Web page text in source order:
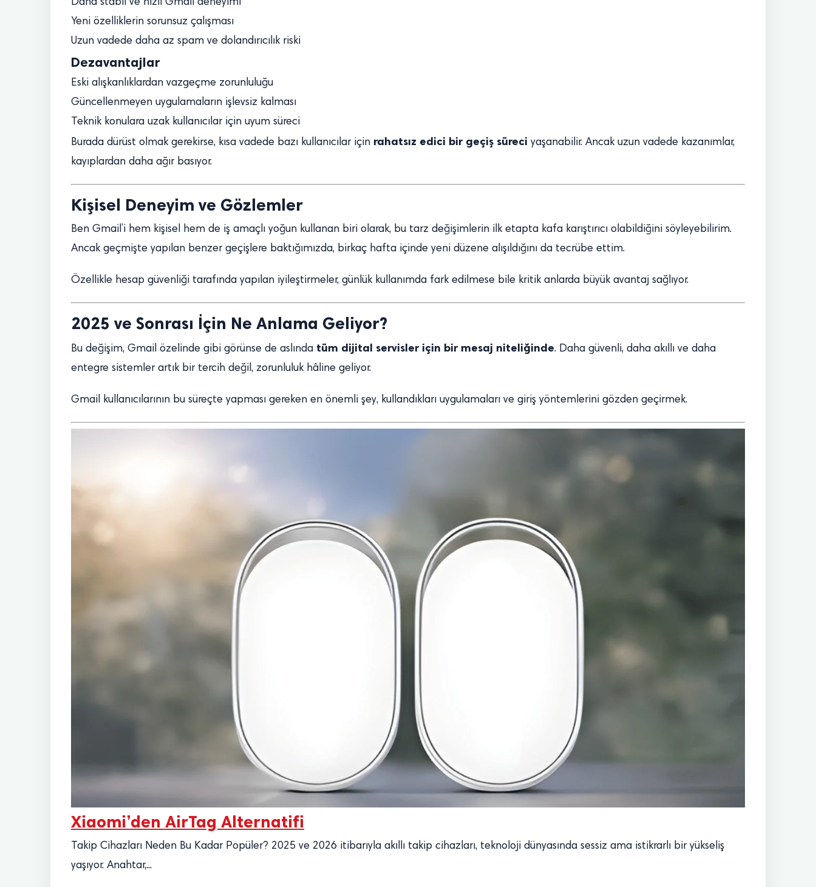
Daha stabil ve hızlı Gmail deneyimi
Yeni özelliklerin sorunsuz çalışması
Uzun vadede daha az spam ve dolandırıcılık riski
Dezavantajlar
Eski alışkanlıklardan vazgeçme zorunluluğu
Güncellenmeyen uygulamaların işlevsiz kalması
Teknik konulara uzak kullanıcılar için uyum süreci
Burada dürüst olmak gerekirse, kısa vadede bazı kullanıcılar için rahatsız edici bir geçiş süreci yaşanabilir. Ancak uzun vadede kazanımlar,
kayıplardan daha ağır basıyor.
Kişisel Deneyim ve Gözlemler
Ben Gmail’i hem kişisel hem de iş amaçlı yoğun kullanan biri olarak, bu tarz değişimlerin ilk etapta kafa karıştırıcı olabildiğini söyleyebilirim.
Ancak geçmişte yapılan benzer geçişlere baktığımızda, birkaç hafta içinde yeni düzene alışıldığını da tecrübe ettim.
Özellikle hesap güvenliği tarafında yapılan iyileştirmeler, günlük kullanımda fark edilmese bile kritik anlarda büyük avantaj sağlıyor.
2025 ve Sonrası İçin Ne Anlama Geliyor?
Bu değişim, Gmail özelinde gibi görünse de aslında tüm dijital servisler için bir mesaj niteliğinde. Daha güvenli, daha akıllı ve daha
entegre sistemler artık bir tercih değil, zorunluluk hâline geliyor.
Gmail kullanıcılarının bu süreçte yapması gereken en önemli şey, kullandıkları uygulamaları ve giriş yöntemlerini gözden geçirmek.
Xiaomi’den AirTag Alternatifi
Takip Cihazları Neden Bu Kadar Popüler? 2025 ve 2026 itibarıyla akıllı takip cihazları, teknoloji dünyasında sessiz ama istikrarlı bir yükseliş
yaşıyor. Anahtar,...